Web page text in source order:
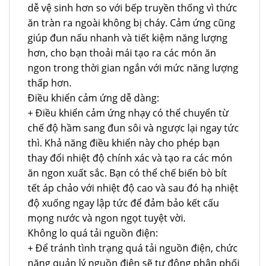
dễ vệ sinh hơn so với bếp truyền thống vì thức
ăn tràn ra ngoài không bị cháy. Cảm ứng cũng
giúp đun nấu nhanh và tiết kiệm năng lượng
hơn, cho bạn thoải mái tạo ra các món ăn
ngon trong thời gian ngắn với mức năng lượng
thấp hơn.
Điều khiển cảm ứng dễ dàng:
+ Điều khiển cảm ứng nhạy có thể chuyển từ
chế độ hầm sang đun sôi và ngược lại ngay tức
thì. Khả năng điều khiển này cho phép bạn
thay đổi nhiệt độ chính xác và tạo ra các món
ăn ngon xuất sắc. Bạn có thể chế biến bò bít
tết áp chảo với nhiệt độ cao và sau đó hạ nhiệt
độ xuống ngay lập tức để đảm bảo kết cấu
mọng nước và ngon ngọt tuyệt vời.
Không lo quá tải nguồn điện:
+ Để tránh tình trạng quá tải nguồn điện, chức
năng quản lý nguồn điện sẽ tự động phân phối